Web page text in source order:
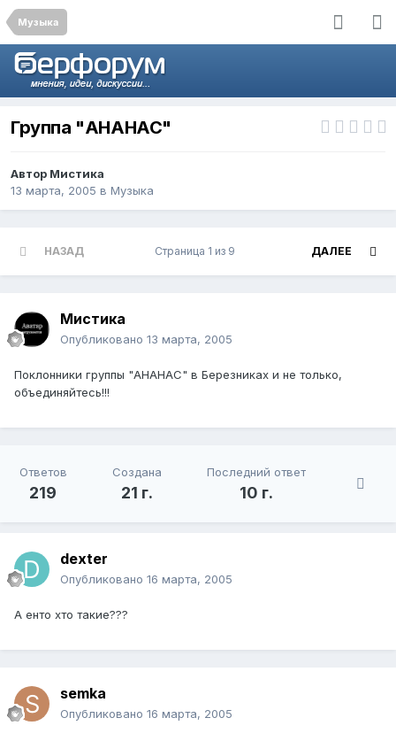
Музыка
Группа "АНАНАС"
Автор Мистика
13 марта, 2005 в Музыка
НАЗАД ДАЛЕЕ
Страница 1 из 9
Мистика
Опубликовано 13 марта, 2005
Поклонники группы "АНАНАС" в Березниках и не только,
объединяйтесь!!!
Ответов
219
Создана
21 г.
Последний ответ
10 г.
dexter
Опубликовано 16 марта, 2005
А енто хто такие???
semka
Опубликовано 16 марта, 2005